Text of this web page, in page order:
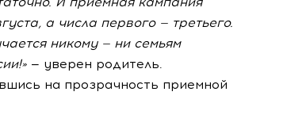
а числа первого — третьего.
никому — ни семьям
— уверен родитель.
на прозрачность приемной